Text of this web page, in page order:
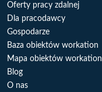
Oferty pracy zdalnej
Dla pracodawcy
Gospodarze
Baza obiektów workation
Mapa obiektów workation
Blog
O nas